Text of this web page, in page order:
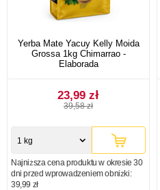
Yerba Mate Yacuy Kelly Moida
Grossa 1kg Chimarrao -
Elaborada
23,99 zł
39,58 zł
1 kg
Najniższa cena produktu w okresie 30
dni przed wprowadzeniem obniżki:
39,99 zł